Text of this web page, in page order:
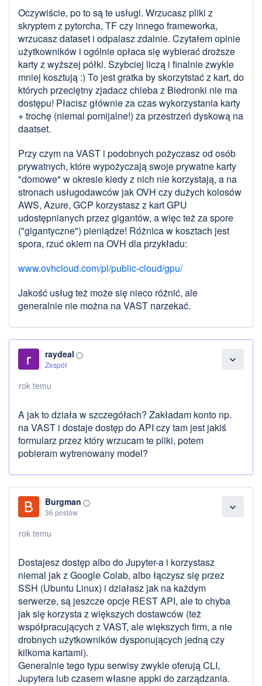
Oczywiście, po to są te usługi. Wrzucasz pliki z
skryptem z pytorcha, TF czy innego frameworka,
wrzucasz dataset i odpalasz zdalnie. Czytałem opinie
użytkowników i ogólnie opłaca się wybierać droższe
karty z wyższej półki. Szybciej liczą i finalnie zwykle
mniej kosztują :) To jest gratka by skorzytstać z kart, do
których przeciętny zjadacz chleba z Biedronki nie ma
dostępu! Płacisz głównie za czas wykorzystania karty
+ trochę (niemal pomijalne!) za przestrzeń dyskową na
daatset.
Przy czym na VAST i podobnych pożyczasz od osób
prywatnych, które wypożyczają swoje prywatne karty
"domowe" w okresie kiedy z nich nie korzystają, a na
stronach usługodawców jak OVH czy dużych kolosów
AWS, Azure, GCP korzystasz z kart GPU
udostępnianych przez gigantów, a więc też za spore
("gigantyczne") pieniądze! Różnica w kosztach jest
spora, rzuć okiem na OVH dla przykładu:
www.ovhcloud.com/pl/public-cloud/gpu/
Jakość usług też może się nieco różnić, ale
generalnie nie można na VAST narzekać.
expand_more
raydeal panorama_fish_eye
Zespół
rok temu
A jak to działa w szczegółach? Zakładam konto np.
na VAST i dostaje dostęp do API czy tam jest jakiś
formularz przez który wrzucam te pliki, potem
pobieram wytrenowany model?
expand_more
Burgman panorama_fish_eye
36 postów
rok temu
Dostajesz dostęp albo do Jupyter-a i korzystasz
niemal jak z Google Colab, albo łączysz się przez
SSH (Ubuntu Linux) i działasz jak na każdym
serwerze, są jeszcze opcje REST API, ale to chyba
jak się korzysta z większych dostawców (też
współpracujących z VAST, ale większych firm, a nie
drobnych użytkowników dysponujących jedną czy
kilkoma kartami).
Generalnie tego typu serwisy zwykle oferują CLI,
Jupytera lub czasem własne appki do zarządzania.